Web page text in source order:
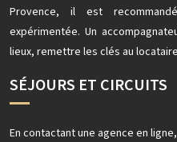
Provence, il est
expérimentée. Un
lieux, remettre les clés au
SÉJOURS ET CIRCUITS
En contactant une agence en